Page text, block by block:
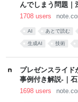
んでしまう問題
1708 users
AI あとで読む
生成AI 技術
プレゼンスライド
事例付き解説-｜
1698 users